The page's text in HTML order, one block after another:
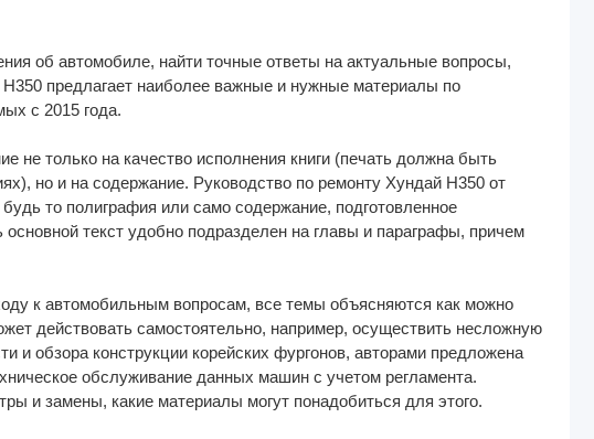
об автомобиле, найти точные ответы на актуальные вопросы,
предлагает наиболее важные и нужные материалы по
с 2015 года.
не только на качество исполнения книги (печать должна быть
но и на содержание. Руководство по ремонту Хундай H350 от
то полиграфия или само содержание, подготовленное
текст удобно подразделен на главы и параграфы, причем
к автомобильным вопросам, все темы объясняются как можно
действовать самостоятельно, например, осуществить несложную
и обзора конструкции корейских фургонов, авторами предложена
обслуживание данных машин с учетом регламента.
и замены, какие материалы могут понадобиться для этого.